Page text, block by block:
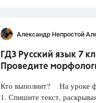
Александр Непростой
ГДЗ Русский язык 7
Проведите
Кто выполнит? На уроке
1. Спишите текст,